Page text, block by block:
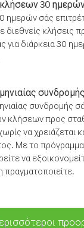
30
ημερών σάς
διεθνείς κλήσεις
για διάρκεια 30
συνδρομής
συνδρομής
κλήσεων προς
να
Με το πρόγραμμα
να
πραγματοποιείτε.